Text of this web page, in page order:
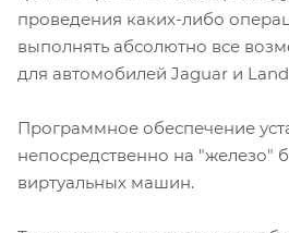
проведения каких-либо
выполнять абсолютно все
для автомобилей Jaguar и
Программное обеспечение
непосредственно на "железо"
виртуальных машин.